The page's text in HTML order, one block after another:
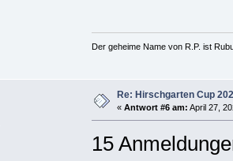
Der geheime Name von R.P. ist
Re: Hirschgarten Cup
« Antwort #6 am: April 27,
15